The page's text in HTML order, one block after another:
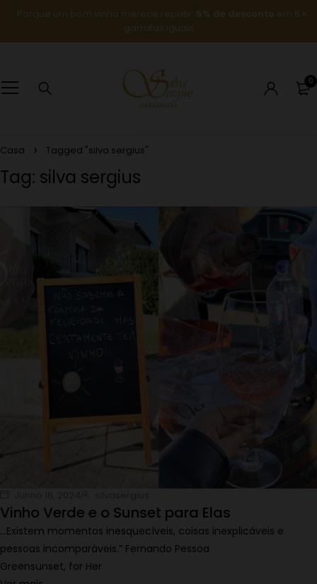
Porque um bom vinho merece repetir: 5% de desconto em 6
garrafas iguais
0
Casa Tagged "silva sergius"
Tag: silva sergius
Vinho Verde e o Sunset para Elas
…Existem momentos inesquecíveis, coisas inexplicáveis e
pessoas incomparáveis.” Fernando Pessoa
Greensunset, for Her